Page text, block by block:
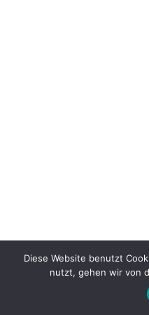
Diese Website benutzt
nutzt, gehen wir von